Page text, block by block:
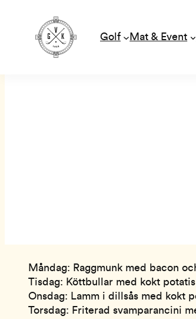
till
Golf Mat & Event
Måndag: Raggmunk med bacon
Tisdag: Köttbullar med kokt
Onsdag: Lamm i dillsås med kokt
Torsdag: Friterad svamparancini